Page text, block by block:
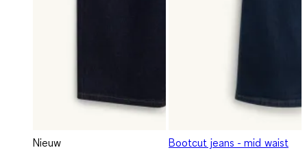
Nieuw
Bootcut jeans - mid waist